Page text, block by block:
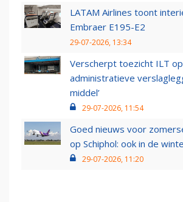
LATAM Airlines toont
Embraer E195-E2
29-07-2026, 13:34
Verscherpt toezicht ILT
administratieve
middel’
29-07-2026, 11:54
Goed nieuws voor
op Schiphol: ook in de
29-07-2026, 11:20